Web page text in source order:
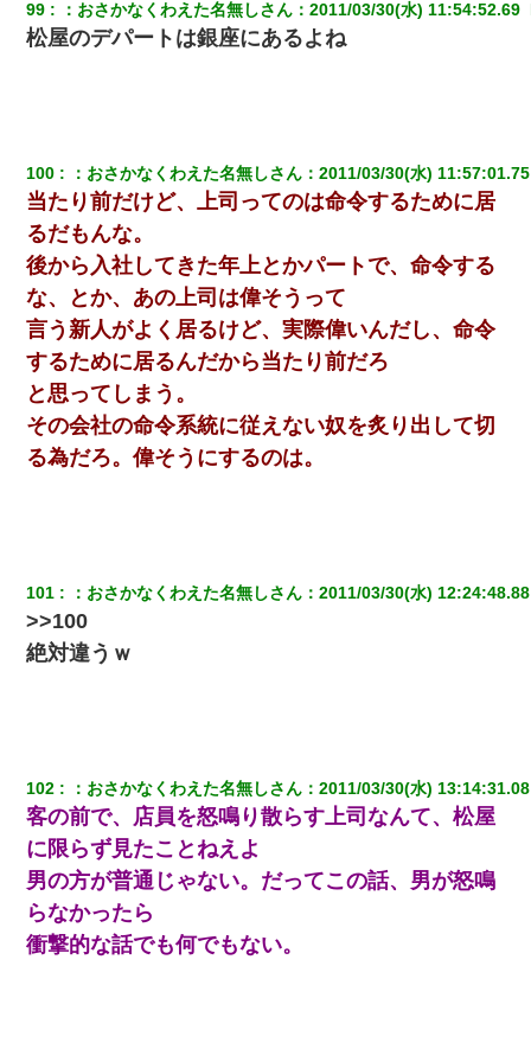
兄の新しい嫁がやらかしすぎて辛い。当たり前のように実家や姪
の幼稚園に来る
書店「息子さんが万引きしました」私「はっ？(息子目の前にいる
し…)うちの子ではないので迎えに行きません」→息子を名乗って
た人物の正体が判明するも・・・
三年働いてたパートを突然クビになった。しかし元職場の主要取
引先のトップが母方の叔父だったので…
99 ： おさかなくわえた名無しさん ：2011/03/30(水) 11:54:52.69
松屋のデパートは銀座にあるよね
100 ： おさかなくわえた名無しさん ：2011/03/30(水)
当たり前だけど、上司ってのは命令するために居
るだもんな。
後から入社してきた年上とかパートで、命令する
な、とか、あの上司は偉そうって
言う新人がよく居るけど、実際偉いんだし、命令
するために居るんだから当たり前だろ
と思ってしまう。
その会社の命令系統に従えない奴を炙り出して切
る為だろ。偉そうにするのは。
101 ： おさかなくわえた名無しさん ：2011/03/30(水)
>>100
絶対違うｗ
102 ： おさかなくわえた名無しさん ：2011/03/30(水)
客の前で、店員を怒鳴り散らす上司なんて、松屋
に限らず見たことねえよ
男の方が普通じゃない。だってこの話、男が怒鳴
らなかったら
衝撃的な話でも何でもない。